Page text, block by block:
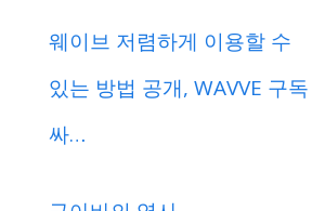
웨이브 저렴하게 이용할 수
있는 방법 공개, WAVVE 구독
싸…